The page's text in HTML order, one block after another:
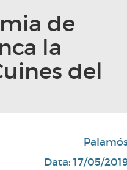
de
la
del
Data: 17/05/